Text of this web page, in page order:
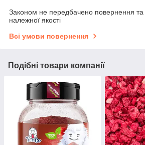
Законом не передбачено повернення та
належної якості
Всі умови повернення
Подібні товари компанії